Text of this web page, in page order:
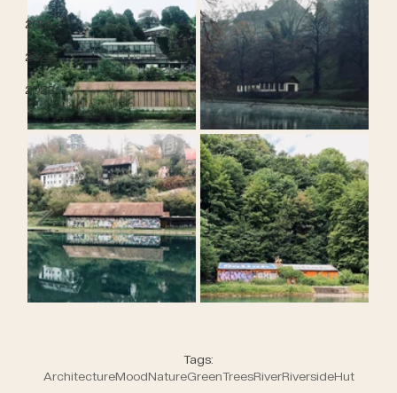
2021
2022
2023
Tags:
ArchitectureMoodNatureGreenTreesRiverRiversideHut